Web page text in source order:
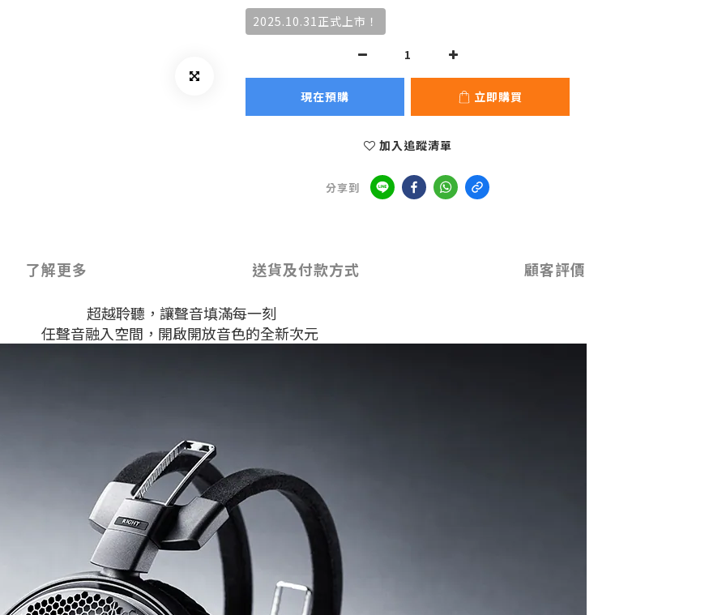
2025.10.31正式上市！
現在預購 立即購買
加入追蹤清單
分享到
了解更多 送貨及付款方式 顧客評價
超越聆聽，讓聲音填滿每一刻
任聲音融入空間，開啟開放音色的全新次元